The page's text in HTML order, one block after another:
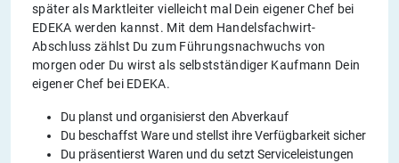
später als Marktleiter vielleicht mal Dein eigener Chef bei
EDEKA werden kannst. Mit dem Handelsfachwirt-
Abschluss zählst Du zum Führungsnachwuchs von
morgen oder Du wirst als selbstständiger Kaufmann Dein
eigener Chef bei EDEKA.
Du planst und organisierst den Abverkauf
Du beschaffst Ware und stellst ihre Verfügbarkeit sicher
Du präsentierst Waren und du setzt Serviceleistungen